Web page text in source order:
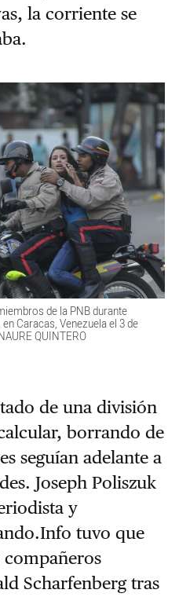
la corriente se
de la PNB durante
Caracas, Venezuela el 3 de
QUINTERO
de una división
borrando de
seguían adelante a
Joseph Poliszuk
y
tuvo que
compañeros
Scharfenberg tras